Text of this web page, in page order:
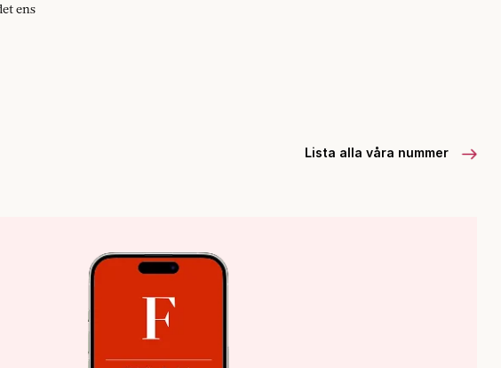
ens
Lista alla våra nummer